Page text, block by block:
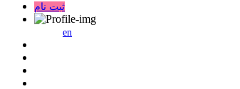
ثبت نام
en